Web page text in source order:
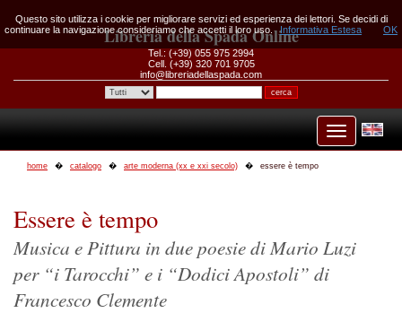
Libreria della Spada Online
Tel.: (+39) 055 975 2994
Cell. (+39) 320 701 9705
info@libreriadellaspada.com
home catalogo arte moderna (xx e xxi secolo) essere è tempo
Essere è tempo
Musica e Pittura in due poesie di Mario Luzi
per “i Tarocchi” e i “Dodici Apostoli” di
Francesco Clemente
Questo sito utilizza i cookie per migliorare servizi ed esperienza dei lettori. Se decidi di
continuare la navigazione consideriamo che accetti il loro uso.
Informativa Estesa OK